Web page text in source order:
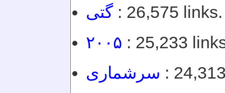
گتی: 26,575 links.
۲۰۰۵ : 25,233
سرشماری :